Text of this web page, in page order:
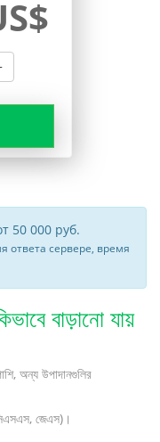
50 000 руб.
ответа сервере, время
বাড়ানো যায়
অন্য উপাদানগুলির
জেএস)।